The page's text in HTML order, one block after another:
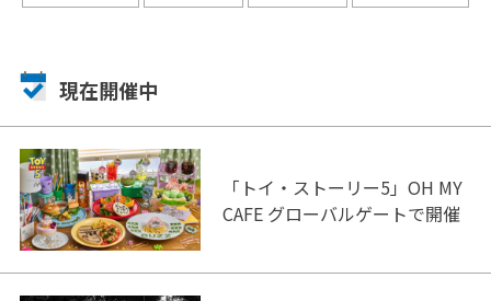
現在開催中
「トイ・ストーリー5」OH MY
CAFE グローバルゲートで開催